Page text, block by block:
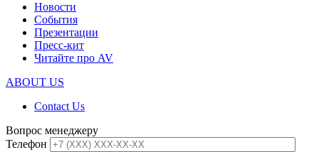
Новости
События
Презентации
Пресс-кит
Читайте про AV
ABOUT US
Contact Us
Вопрос менеджеру
Телефон